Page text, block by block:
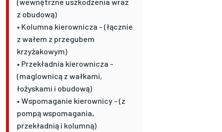
z obudową)
• Kolumna kierownicza - (łącznie
z wałem z przegubem
krzyżakowym)
• Przekładnia kierownicza -
(maglownicą z wałkami,
łożyskami i obudową)
• Wspomaganie kierownicy - (z
pompą wspomagania,
przekładnią i kolumną)